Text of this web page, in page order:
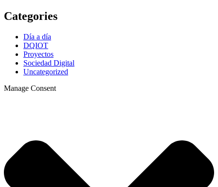
Categories
Día a día
DQIOT
Proyectos
Sociedad Digital
Uncategorized
Manage Consent